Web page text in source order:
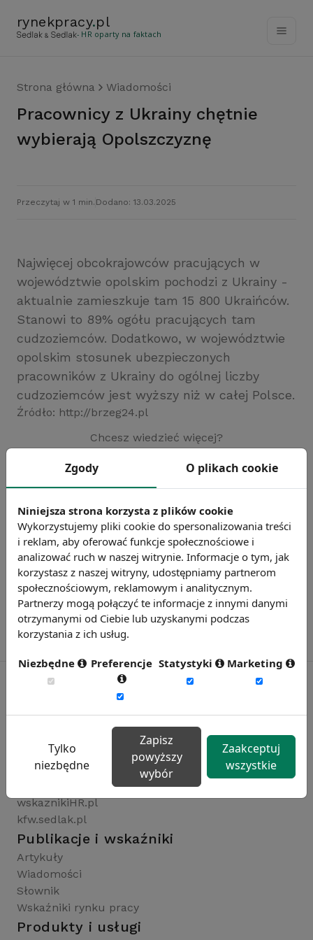
rynekpracy.pl
- HR oparty na faktach
Strona główna Wiadomości
Pracownicy z Ukrainy chętnie
wybierają Opolszczyznę
Przeczytaj w 1 min. Dodano: 13.03.2025
Najwięcej obcokrajowców pracujących w
województwie opolskim pochodzi z Ukrainy -
aktualnie zamieszkuje tam 15 800 Ukraińców.
Stanowi to 89% ogółu pracujących tam
cudzoziemców. Dodatkowo, w województwie
opolskim stosunek ubezpieczonych
pracowników z Ukrainy do ogólnej liczby
cudzoziemców jest wyższy niż w całej Polsce.
Źródło: http://brzeg24.pl
Chcesz wiedzieć więcej?
Rynekpracy.pl
wynagrodzenia.pl
raportyplacowe.pl
wskaznikiHR.pl
kfw.sedlak.pl
Publikacje i wskaźniki
Artykuły
Wiadomości
Słownik
Wskaźniki rynku pracy
Produkty i usługi
Zgody O plikach cookie
Niniejsza strona korzysta z plików cookie
Wykorzystujemy pliki cookie do spersonalizowania treści
i reklam, aby oferować funkcje społecznościowe i
analizować ruch w naszej witrynie. Informacje o tym, jak
korzystasz z naszej witryny, udostępniamy partnerom
społecznościowym, reklamowym i analitycznym.
Partnerzy mogą połączyć te informacje z innymi danymi
otrzymanymi od Ciebie lub uzyskanymi podczas
korzystania z ich usług.
Niezbędne Preferencje Statystyki Marketing
Tylko
niezbędne
Zapisz
powyższy
wybór
Zaakceptuj
wszystkie